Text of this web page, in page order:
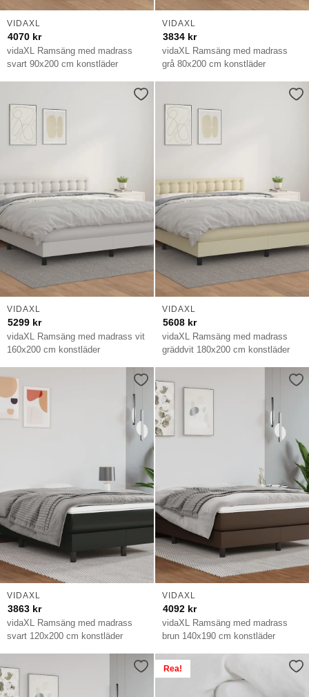
vidaXL Ramsäng med madrass
svart 90x200 cm konstläder
VIDAXL
4070 kr
vidaXL Ramsäng med madrass
grå 80x200 cm konstläder
VIDAXL
3834 kr
vidaXL Ramsäng med madrass vit
160x200 cm konstläder
VIDAXL
5299 kr
vidaXL Ramsäng med madrass
gräddvit 180x200 cm konstläder
VIDAXL
5608 kr
vidaXL Ramsäng med madrass
svart 120x200 cm konstläder
VIDAXL
3863 kr
vidaXL Ramsäng med madrass
brun 140x190 cm konstläder
VIDAXL
4092 kr
Rea!